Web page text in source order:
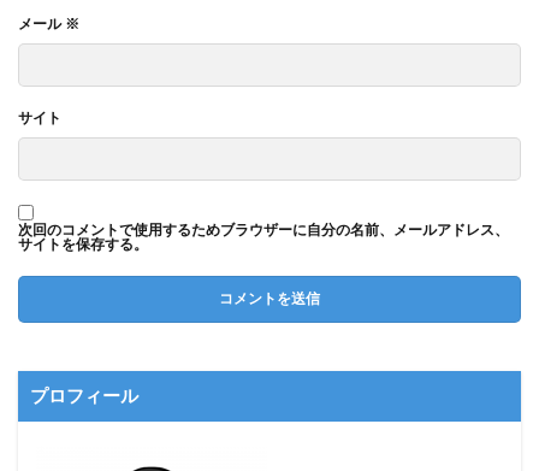
メール ※
サイト
次回のコメントで使用するためブラウザーに自分の名前、メールアドレス、
サイトを保存する。
プロフィール